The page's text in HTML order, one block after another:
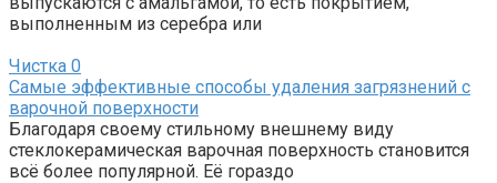
выполненным из серебра или
Чистка 0
Самые эффективные способы удаления загрязнений с
варочной поверхности
Благодаря своему стильному внешнему виду
стеклокерамическая варочная поверхность становится
всё более популярной. Её гораздо